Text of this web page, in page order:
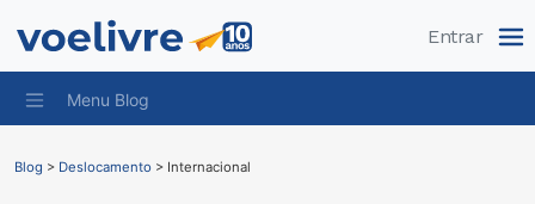
Entrar
Menu Blog
Blog > Deslocamento > Internacional